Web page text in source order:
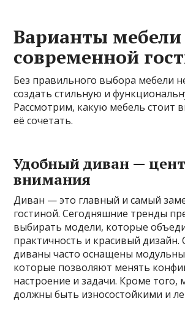
Варианты
современной
Без правильного выбора мебели
создать стильную и
Рассмотрим, какую мебель стоит
её сочетать.
Удобный диван —
внимания
Диван — это главный и самый
гостиной. Сегодняшние тренды
выбирать модели, которые
практичность и красивый
диваны часто оснащены
которые позволяют менять
настроение и задачи. Кроме того,
должны быть износостойкими и